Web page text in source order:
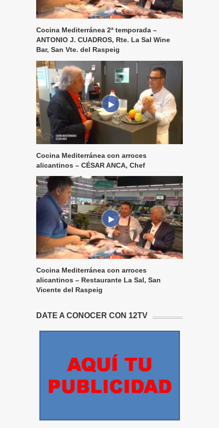
Cocina Mediterránea 2ª temporada –
ANTONIO J. CUADROS, Rte. La Sal Wine
Bar, San Vte. del Raspeig
Cocina Mediterránea con arroces
alicantinos – CÉSAR ANCA, Chef
Cocina Mediterránea con arroces
alicantinos – Restaurante La Sal, San
Vicente del Raspeig
DATE A CONOCER CON 12TV